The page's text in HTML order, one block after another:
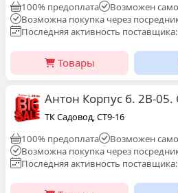
100% предоплата
Возможен
Возможна покупка через
Последняя активность
Товары
ТК Садовод, СТ9-16
100% предоплата
Возможен
Возможна покупка через
Последняя активность